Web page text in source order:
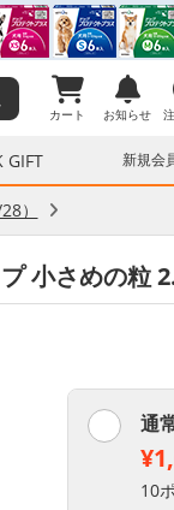
カート お知らせ
GIFT 新規会
）
小さめの粒
通
10